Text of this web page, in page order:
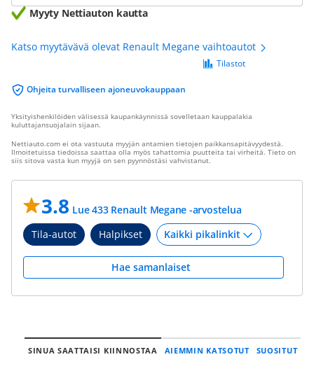
Myyty Nettiauton kautta
Katso myytävävä olevat Renault Megane vaihtoautot
Ohjeita turvalliseen ajoneuvokauppaan
Tilastot
Yksityishenkilöiden välisessä kaupankäynnissä sovelletaan kauppalakia
kuluttajansuojalain sijaan.
Nettiauto.com ei ota vastuuta myyjän antamien tietojen paikkansapitävyydestä.
Ilmoitetuissa tiedoissa saattaa olla myös tahattomia puutteita tai virheitä. Tieto on
siis sitova vasta kun myyjä on sen pyynnöstäsi vahvistanut.
3.8 Lue 433 Renault Megane -arvostelua
Tila-autot
Halpikset
Hae samanlaiset
SINUA SAATTAISI KIINNOSTAA AIEMMIN KATSOTUT SUOSITUT